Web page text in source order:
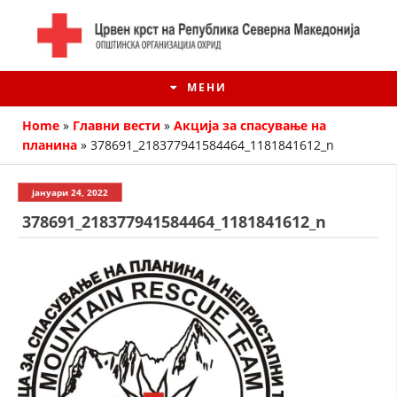
МЕНИ
ИСТОРИЈАТ НА ЦКРМ
ИСТОРИЈАТ НА ДВИЖЕЊЕТО
Home » Главни вести » Акција за спасување на
планина » 378691_218377941584464_1181841612_n
јануари 24, 2022
378691_218377941584464_1181841612_n